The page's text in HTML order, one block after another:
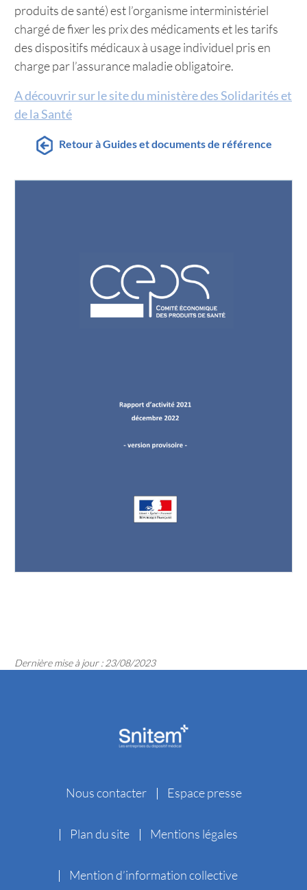
produits de santé) est l’organisme interministériel
chargé de fixer les prix des médicaments et les tarifs
des dispositifs médicaux à usage individuel pris en
charge par l’assurance maladie obligatoire.
A découvrir sur le site du ministère des Solidarités et
de la Santé
Retour à Guides et documents de référence
Dernière mise à jour : 23/08/2023
Nous contacter Espace presse
Plan du site Mentions légales
Mention d’information collective